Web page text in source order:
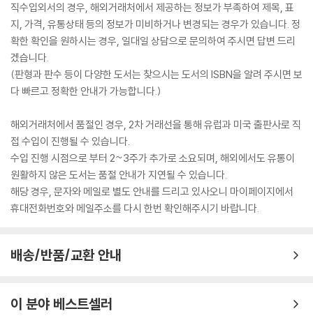
직수입외서의 경우, 해외거래처에서 제공하는 정보가 부족하여 제목, 표
지, 가격, 유통상태 등의 정보가 미비하거나 변경되는 경우가 있습니다. 정
확한 확인을 원하시는 경우, 일대일 상담으로 문의하여 주시면 답변 드리
겠습니다.
(판형과 판수 등이 다양한 도서는 찾으시는 도서의 ISBN을 알려 주시면 보
다 빠르고 정확한 안내가 가능합니다.)
해외거래처에서 품절인 경우, 2차 거래선을 통해 유럽과 미국 출판사로 직
접 수입이 진행될 수 있습니다.
수입 진행 시점으로 부터 2~3주가 추가로 소요되며, 해외에서도 유통이
원활하지 않은 도서는 품절 안내가 지연될 수 있습니다.
해당 경우, 문자와 메일로 별도 안내를 드리고 있사오니 마이페이지에서
휴대전화번호와 메일주소를 다시 한번 확인해주시기 바랍니다.
배송/반품/교환 안내
이 분야 베스트셀러